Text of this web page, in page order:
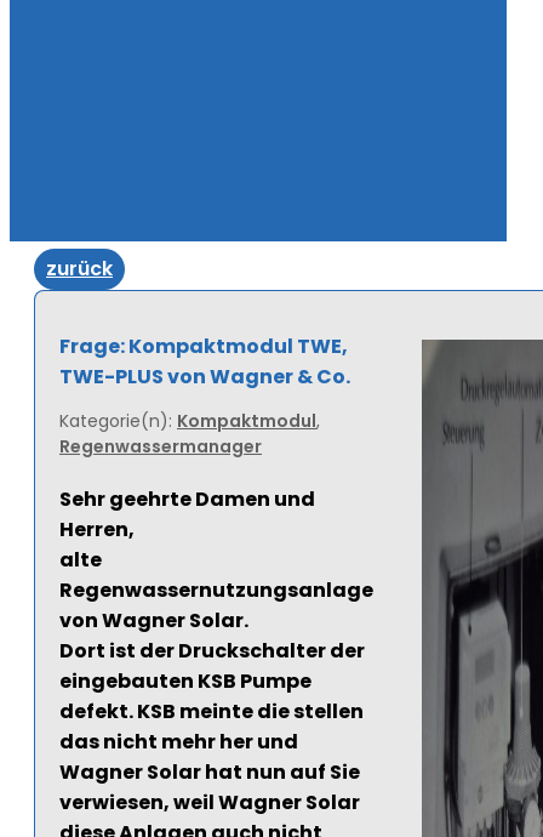
zurück
Frage: Kompaktmodul TWE,
TWE-PLUS von Wagner & Co.
Kategorie(n): Kompaktmodul,
Regenwassermanager
Sehr geehrte Damen und
Herren,
alte
Regenwassernutzungsanlage
von Wagner Solar.
Dort ist der Druckschalter der
eingebauten KSB Pumpe
defekt. KSB meinte die stellen
das nicht mehr her und
Wagner Solar hat nun auf Sie
verwiesen, weil Wagner Solar